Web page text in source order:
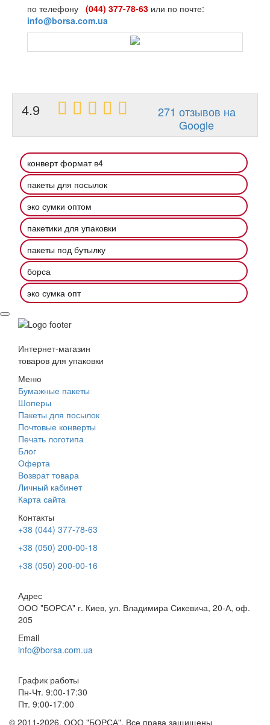
по телефону (044) 377-78-63 или по почте:
info@borsa.com.ua
4.9
271 отзывов на
Google
конверт формат в4
пакеты для посылок
эко сумки оптом
пакетики для упаковки
пакеты под бутылку
борса
эко сумка опт
Интернет-магазин
товаров для упаковки
Меню
Бумажные пакеты
Шоперы
Пакеты для посылок
Почтовые конверты
Печать логотипа
Блог
Оферта
Возврат товара
Личный кабинет
Карта сайта
Контакты
+38 (044) 377-78-63
+38 (050) 200-00-18
+38 (050) 200-00-16
Адрес
ООО "БОРСА" г. Киев, ул. Владимира Сикевича, 20-А, оф.
205
Email
info@borsa.com.ua
График работы
Пн-Чт. 9:00-17:30
Пт. 9:00-17:00
© 2011-2026. ООО "БОРСА". Все права защищены